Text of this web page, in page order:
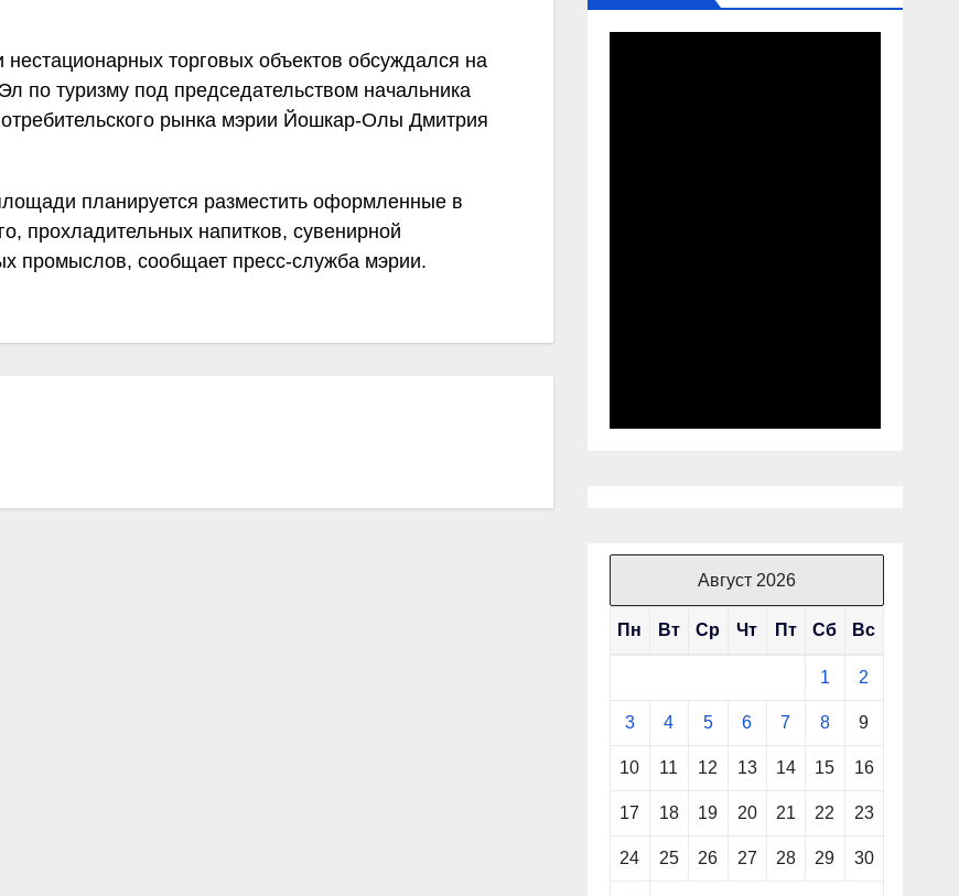
торговых объектов обсуждался на
по туризму под председательством начальника
рынка мэрии Йошкар-Олы Дмитрия
планируется разместить оформленные в
прохладительных напитков, сувенирной
промыслов, сообщает пресс-служба мэрии.
Август 2026
Пн Вт Ср Чт Пт Сб Вс
1 2
3 4 5 6 7 8 9
10 11 12 13 14 15 16
17 18 19 20 21 22 23
24 25 26 27 28 29 30